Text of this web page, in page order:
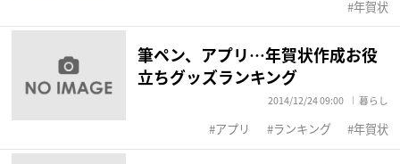
年賀状
筆ペン、アプリ…年賀状作成お役
立ちグッズランキング
2014/12/24 09:00 暮らし
アプリ ランキング 年賀状